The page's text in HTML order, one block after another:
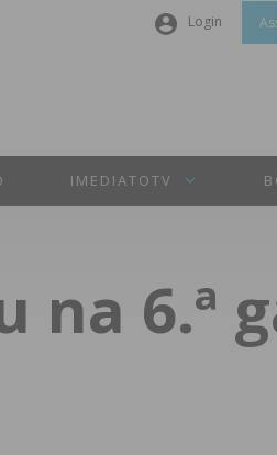
Login
Senha
INICIAR
IMEDIATOTV
na 6.ª